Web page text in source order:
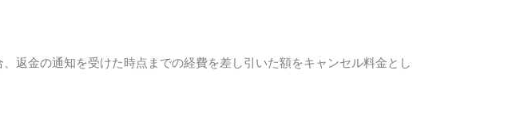
返金の通知を受けた時点までの経費を差し引いた額をキャンセル料金とし